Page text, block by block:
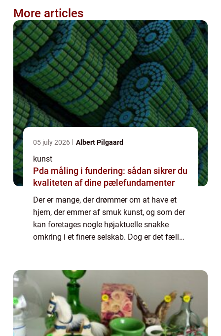
More articles
05 july 2026 Albert Pilgaard
kunst
Pda måling i fundering: sådan sikrer du
kvaliteten af dine pælefundamenter
Der er mange, der drømmer om at have et
hjem, der emmer af smuk kunst, og som der
kan foretages nogle højaktuelle snakke
omkring i et finere selskab. Dog er det fælles